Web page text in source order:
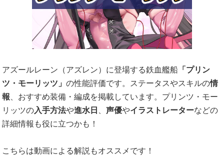
アズールレーン（アズレン）に登場する鉄血艦船 「プリン
ツ・モーリッツ」 の性能評価です。ステータスやスキルの情
報 、おすすめ装備・編成を掲載しています。プリンツ・モー
リッツの入手方法や進水日 声優やイラストレーターなどの
詳細情報も役に立つかも！
こちらは動画による解説もオススメです！